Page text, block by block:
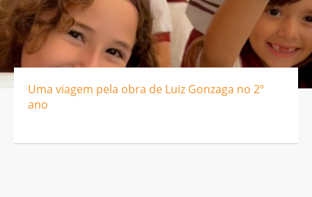
Uma viagem pela obra de Luiz Gonzaga no 2º
ano